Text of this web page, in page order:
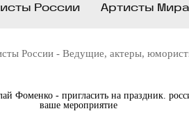
России Артисты Мира
России - Ведущие, актеры,